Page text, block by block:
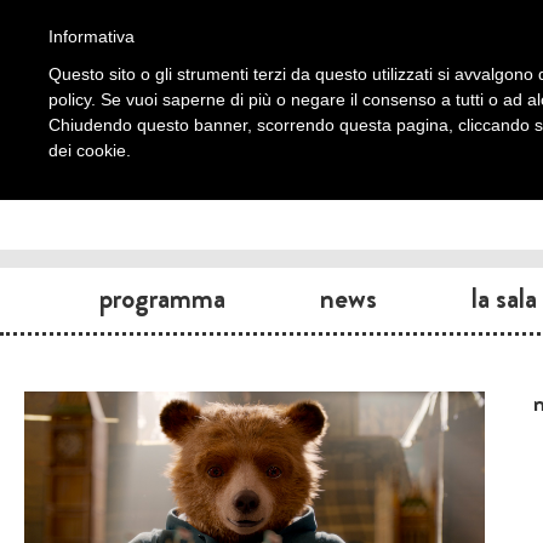
programma news la sala
Informativa
Questo sito o gli strumenti terzi da questo utilizzati si
policy. Se vuoi saperne di più o negare il consenso a tutti o ad
Chiudendo questo banner, scorrendo questa pagina, cliccando
dei cookie.